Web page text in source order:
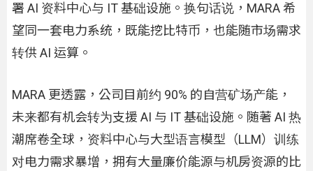
署 AI 资料中心与 IT 基础设施。换句话说，MARA 希
望同一套电力系统，既能挖比特币，也能随市场需求
转供 AI 运算。
MARA 更透露，公司目前约 90% 的自营矿场产能，
未来都有机会转为支援 AI 与 IT 基础设施。随著 AI 热
潮席卷全球，资料中心与大型语言模型（LLM）训练
对电力需求暴增，拥有大量廉价能源与机房资源的比